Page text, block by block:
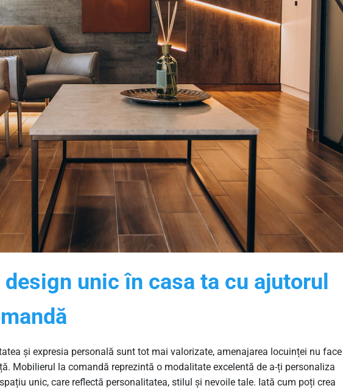
unic în casa ta cu ajutorul
și expresia personală sunt tot mai valorizate, amenajarea locuinței nu face
Mobilierul la comandă reprezintă o modalitate excelentă de a-ți personaliza
unic, care reflectă personalitatea, stilul și nevoile tale. Iată cum poți crea